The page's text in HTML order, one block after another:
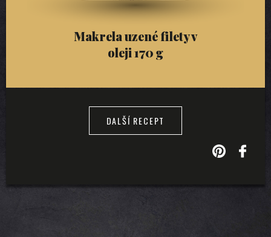
Makrela uzené filety v
oleji 170 g
DALŠÍ RECEPT